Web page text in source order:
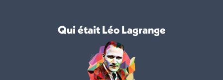
Qui était Léo Lagrange